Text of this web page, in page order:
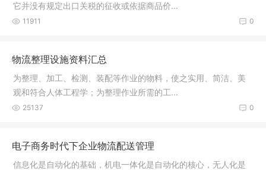
它并没有规定出口关税的征收或依据商品价...
0
11911
物流整理设施资料汇总
为整理、加工、检测、装配等作业的物料，使之实用、简洁、美
观和符合人体工程学；为整理作业所需的工...
0
25137
电子商务时代下企业物流配送管理
信息化是自动化的基础，机电一体化是自动化的核心，无人化是